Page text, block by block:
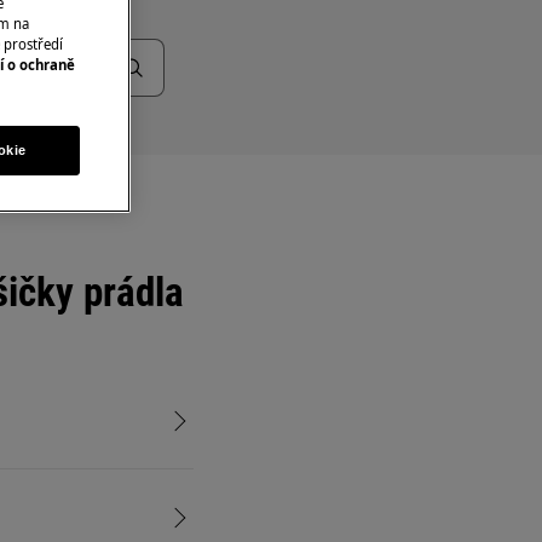
prádla
na
prostředí
o ochraně